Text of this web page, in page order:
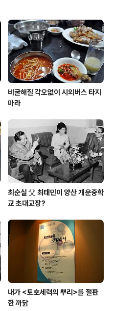
정은 아니라고
어지는 장학금
은 생각으로 장학
장학금을 주는
비굴해질 각오없이 시외버스 타지
마라
최순실 父 최태민이 양산 개운중학
교 초대교장?
내가 <토호세력의 뿌리>를 절판
한 까닭